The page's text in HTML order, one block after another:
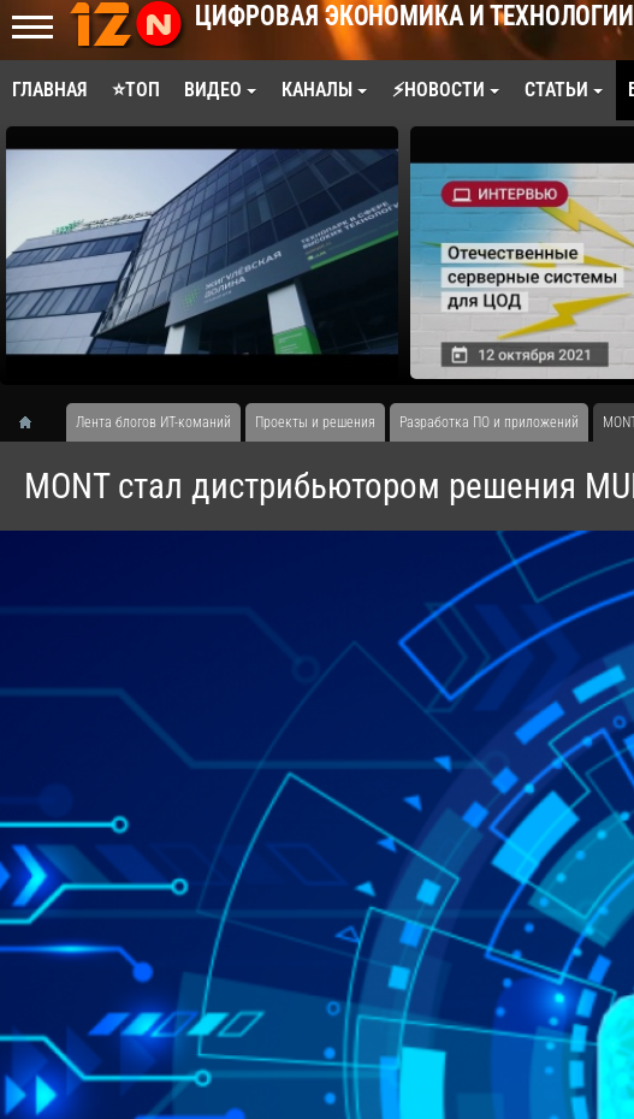
ЦИФРОВАЯ ЭКОНОМИКА И ТЕХНОЛОГИИ
ГЛАВНАЯ ⭐ТОП ВИДЕО КАНАЛЫ ⚡НОВОСТИ СТАТЬИ
Лента блогов ИТ-команий Проекты и решения Разработка ПО и приложений
MONT стал дистрибьютором решения